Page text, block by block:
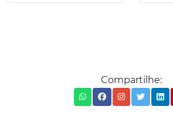
Compartilhe: